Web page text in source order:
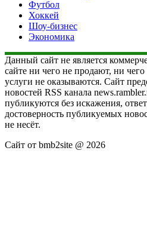
Футбол
Хоккей
Шоу-бизнес
Экономика
Данный сайт не является
сайте ни чего не продают, ни
услуги не оказываются. Сайт
новостей RSS канала
публикуются без искажения,
достоверность публикуемых
не несёт.
Сайт от bmb2site @ 2026